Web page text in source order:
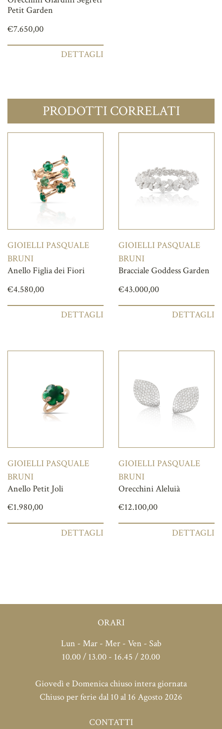
Petit Garden
€7.650,00
DETTAGLI
PRODOTTI CORRELATI
GIOIELLI PASQUALE
BRUNI
Anello Figlia dei Fiori
€4.580,00
DETTAGLI
GIOIELLI PASQUALE
BRUNI
Bracciale Goddess Garden
€43.000,00
DETTAGLI
GIOIELLI PASQUALE
BRUNI
Anello Petit Joli
€1.980,00
DETTAGLI
GIOIELLI PASQUALE
BRUNI
Orecchini Aleluià
€12.100,00
DETTAGLI
ORARI
Lun - Mar - Mer - Ven - Sab
10.00 / 13.00 - 16.45 / 20.00
Giovedì e Domenica chiuso intera giornata
Chiuso per ferie dal 10 al 16 Agosto 2026
CONTATTI